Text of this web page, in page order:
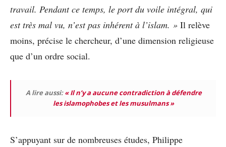
travail. Pendant ce temps, le port du voile intégral, qui
est très mal vu, n’est pas inhérent à l’islam. » Il relève
moins, précise le chercheur, d’une dimension religieuse
que d’un ordre social.
A lire aussi:« Il n’y a aucune contradiction à défendre
les islamophobes et les musulmans »
S’appuyant sur de nombreuses études, Philippe